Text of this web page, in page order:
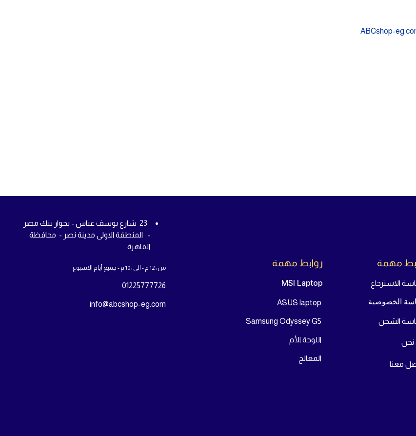
ABCshop-
مهمة
الاسترجاع
الخصوصية
الشحن
نحن
ل معنا
23 شارع يوسف عباس - بجوار بنك مصر
- المنطقة الاولى مدينة نصر - محافظة
القاهرة
من : 12 م - الي : 10 م - جميع أيام الاسبوع
01225777726
info@abcshop-eg.com
روابط مهمة
MSI Laptop
ASUS laptop
Samsung Odyssey G5
اللوحة الأم
المعالج